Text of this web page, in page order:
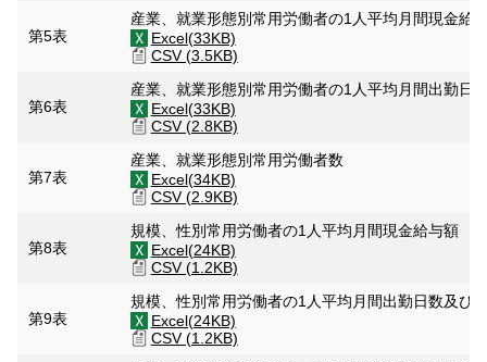
第5表
産業、就業形態別常用労働者の1人平均月間現金給
Excel(33KB)
CSV (3.5KB)
第6表
産業、就業形態別常用労働者の1人平均月間出勤日
Excel(33KB)
CSV (2.8KB)
第7表
産業、就業形態別常用労働者数
Excel(34KB)
CSV (2.9KB)
第8表
規模、性別常用労働者の1人平均月間現金給与額
Excel(24KB)
CSV (1.2KB)
第9表
規模、性別常用労働者の1人平均月間出勤日数及び
Excel(24KB)
CSV (1.2KB)